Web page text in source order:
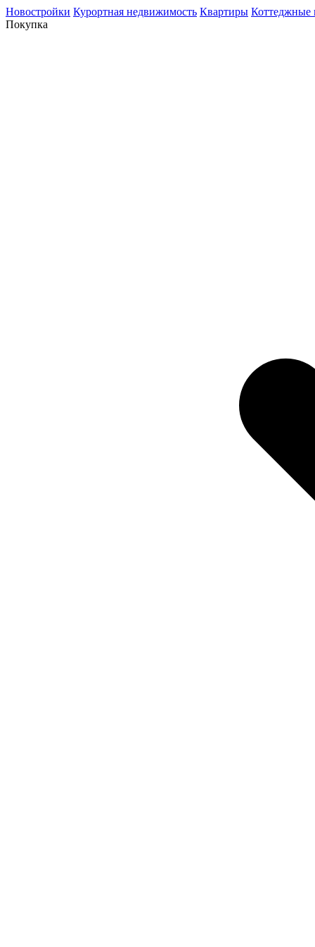
Новостройки Курортная недвижимость Квартиры Коттеджные
Покупка